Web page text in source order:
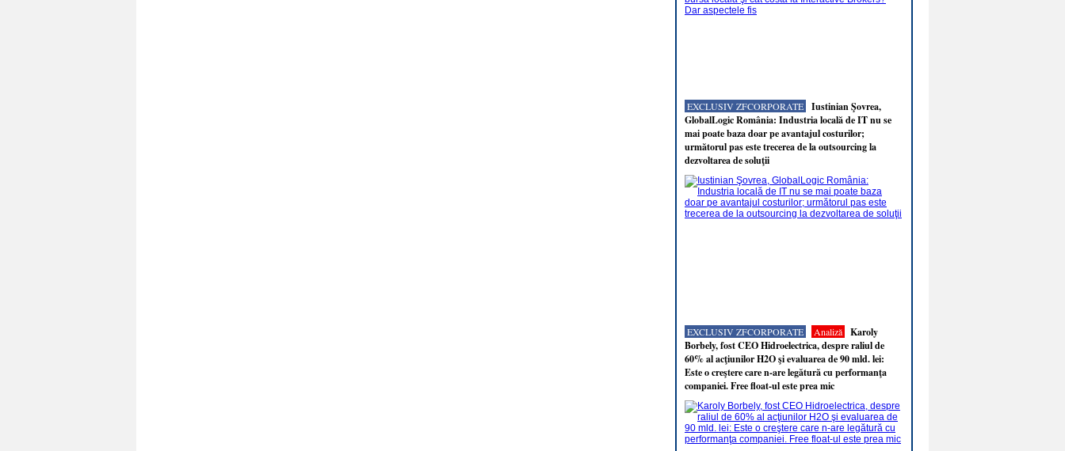
EXCLUSIV ZFCORPORATE
Iustinian Şovrea,
GlobalLogic România: Industria locală de IT nu se
mai poate baza doar pe avantajul costurilor;
următorul pas este trecerea de la outsourcing la
dezvoltarea de soluţii
EXCLUSIV ZFCORPORATE Analiză
Karoly
Borbely, fost CEO Hidroelectrica, despre raliul de
60% al acţiunilor H2O şi evaluarea de 90 mld. lei:
Este o creştere care n-are legătură cu performanţa
companiei. Free float-ul este prea mic